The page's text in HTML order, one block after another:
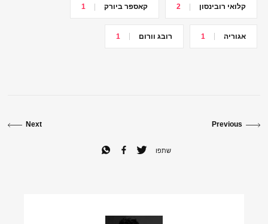
קלואי רובינסון 2 קאספר ביורק 1
אגוריה 1 רובג וורום 1
Previous
Next
שתפו